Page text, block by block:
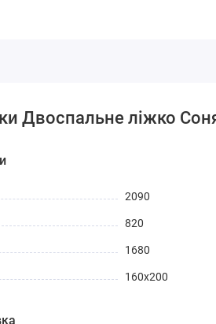
Двоспальне ліжко
2090
820
1680
160х200